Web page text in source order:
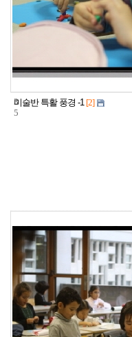
3
5
미술반 특활 풍경 -1 [2]